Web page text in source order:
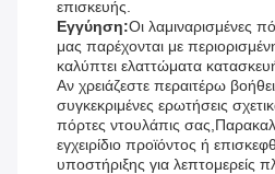
επισκευής.
Εγγύηση:Οι λαμιναρισμένες
μας παρέχονται με
καλύπτει ελαττώματα
Αν χρειάζεστε περαιτέρω
συγκεκριμένες ερωτήσεις
πόρτες ντουλάπις
εγχειρίδιο προϊόντος ή
υποστήριξης για λεπτομερείς